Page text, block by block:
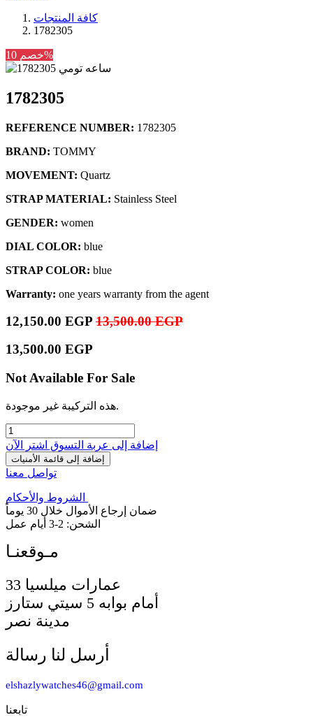
كافة المنتجات
1782305
خصم 10%
1782305
REFERENCE NUMBER: 1782305
BRAND: TOMMY
MOVEMENT: Quartz
STRAP MATERIAL: Stainless Steel
GENDER: women
DIAL COLOR: blue
STRAP COLOR: blue
Warranty: one years warranty from the agent
12,150.00 EGP 13,500.00EGP
13,500.00 EGP
Not Available For Sale
هذه التركيبة غير موجودة.
إضافة إلى عربة التسوق اشترِ الآن
إضافة إلى قائمة الأمنيات
تواصل معنا
الشروط والأحكام
ضمان إرجاع الأموال خلال 30 يوماً
الشحن: 2-3 أيام عمل
أمام بوابه 5 سيتي ستارز
مدينة نصر
أرسل لنا رسالة
elshazlywatches46@gmail.com
تابعنا